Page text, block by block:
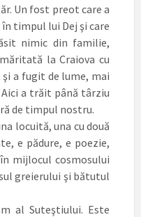
Un fost preot care a
timpul lui Dej şi care
nimic din familie,
la Craiova cu
a fugit de lume, mai
a trăit până târziu
de timpul nostru.
locuită, una cu două
e pădure, e poezie,
mijlocul cosmosului
greierului şi bătutul
al Suteştiului. Este